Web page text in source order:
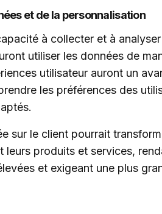
et de la personnalisation
à collecter et à
utiliser les données de
utilisateur auront un
les préférences des
sur le client pourrait
leurs produits et services,
et exigeant une plus